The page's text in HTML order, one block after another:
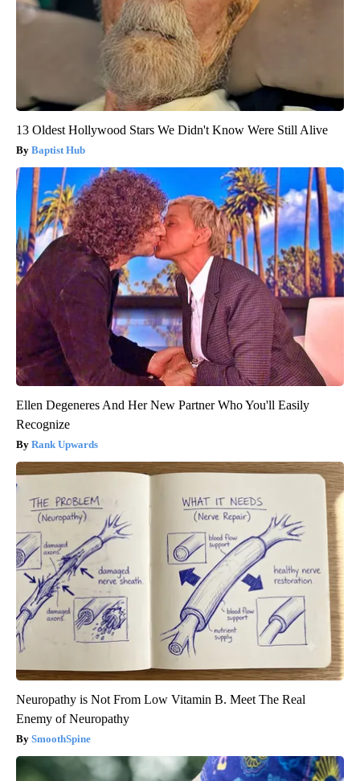
13 Oldest Hollywood Stars We Didn't Know Were Still Alive
Baptist Hub
Ellen Degeneres And Her New Partner Who You'll Easily
Recognize
Rank Upwards
Neuropathy is Not From Low Vitamin B. Meet The Real
Enemy of Neuropathy
SmoothSpine